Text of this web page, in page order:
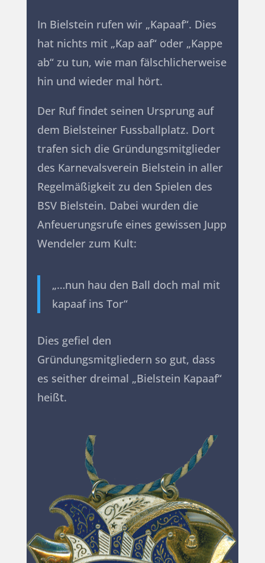
In Bielstein rufen wir „Kapaaf“. Dies
hat nichts mit „Kap aaf“ oder „Kappe
ab“ zu tun, wie man fälschlicherweise
hin und wieder mal hört.
Der Ruf findet seinen Ursprung auf
dem Bielsteiner Fussballplatz. Dort
trafen sich die Gründungsmitglieder
des Karnevalsverein Bielstein in aller
Regelmäßigkeit zu den Spielen des
BSV Bielstein. Dabei wurden die
Anfeuerungsrufe eines gewissen Jupp
Wendeler zum Kult:
„…nun hau den Ball doch mal mit
kapaaf ins Tor“
Dies gefiel den
Gründungsmitgliedern so gut, dass
es seither dreimal „Bielstein Kapaaf“
heißt.